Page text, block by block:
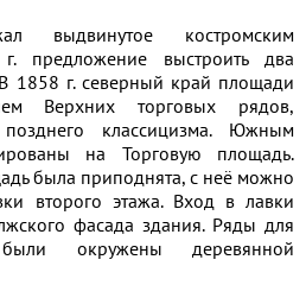
выдвинутое костромским
предложение выстроить два
1858 г. северный край площади
Верхних торговых рядов,
классицизма. Южным
на Торговую площадь.
была приподнята, с неё можно
второго этажа. Вход в лавки
фасада здания. Ряды для
окружены деревянной